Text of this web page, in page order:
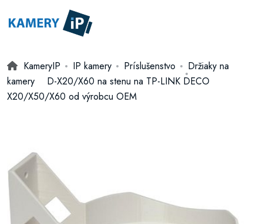
KameryIP IP kamery Príslušenstvo
Držiaky na
kamery
D-X20/X60 na stenu na TP-LINK DECO
X20/X50/X60 od výrobcu OEM